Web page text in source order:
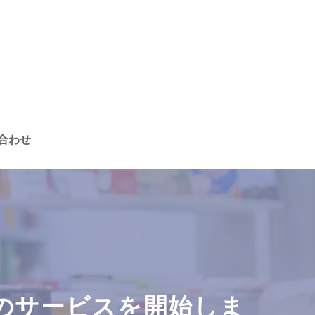
わせ